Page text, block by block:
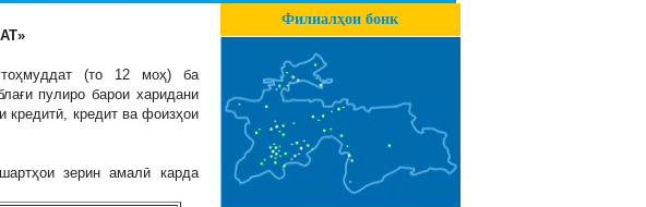
(то 12 моҳ) ба
пулиро барои харидани
кредитӣ, кредит ва фоизҳои
зерин амалӣ карда
Филиалҳои бонк